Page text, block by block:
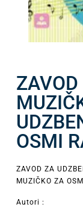
OSMI
ZAVOD ZA
MUZIČKO ZA
Autori :